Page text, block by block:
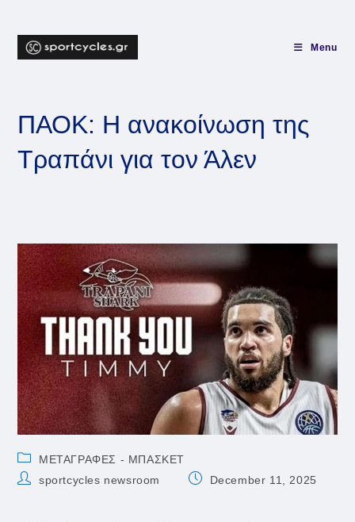
content
Menu
ΠΑΟΚ: Η ανακοίνωση της
Τραπάνι για τον Άλεν
Post
category:
ΜΕΤΑΓΡΑΦΕΣ - ΜΠΑΣΚΕΤ
Postsportcycles newsroom
PostDecember 11, 2025